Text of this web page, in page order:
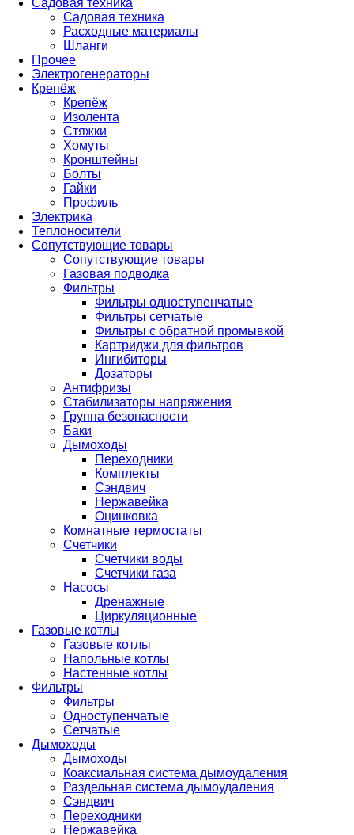
Садовая техника
Садовая техника
Расходные материалы
Шланги
Прочее
Электрогенераторы
Крепёж
Крепёж
Изолента
Стяжки
Хомуты
Кронштейны
Болты
Гайки
Профиль
Электрика
Теплоносители
Сопутствующие товары
Сопутствующие товары
Газовая подводка
Фильтры
Фильтры одноступенчатые
Фильтры сетчатые
Фильтры с обратной промывкой
Картриджи для фильтров
Ингибиторы
Дозаторы
Антифризы
Стабилизаторы напряжения
Группа безопасности
Баки
Дымоходы
Переходники
Комплекты
Сэндвич
Нержавейка
Оцинковка
Комнатные термостаты
Счетчики
Счетчики воды
Счетчики газа
Насосы
Дренажные
Циркуляционные
Газовые котлы
Газовые котлы
Напольные котлы
Настенные котлы
Фильтры
Фильтры
Одноступенчатые
Сетчатые
Дымоходы
Дымоходы
Коаксиальная система дымоудаления
Раздельная система дымоудаления
Сэндвич
Переходники
Нержавейка